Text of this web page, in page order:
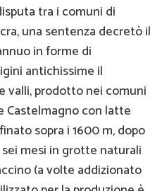
tra i comuni di
una sentenza decretò il
in forme di
antichissime il
valli, prodotto nei comuni
Castelmagno con latte
sopra i 1600 m, dopo
mesi in grotte naturali
(a volte addizionato